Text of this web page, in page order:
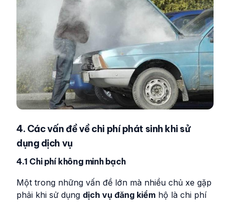
4. Các vấn đề về chi phí phát sinh khi sử
dụng dịch vụ
4.1 Chi phí không minh bạch
Một trong những vấn đề lớn mà nhiều chủ xe gặp
phải khi sử dụng dịch vụ đăng kiểm hộ là chi phí